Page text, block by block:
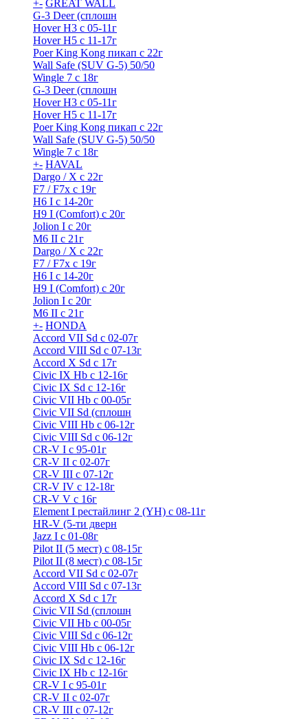
+- GREAT WALL
G-3 Deer (сплошн
Hover H3 с 05-11г
Hover H5 с 11-17г
Poer King Kong пикап с 22г
Wall Safe (SUV G-5) 50/50
Wingle 7 с 18г
G-3 Deer (сплошн
Hover H3 с 05-11г
Hover H5 с 11-17г
Poer King Kong пикап с 22г
Wall Safe (SUV G-5) 50/50
Wingle 7 с 18г
+- HAVAL
Dargo / Х с 22г
F7 / F7x с 19г
H6 I с 14-20г
H9 I (Comfort) с 20г
Jolion I с 20г
M6 II с 21г
Dargo / Х с 22г
F7 / F7x с 19г
H6 I с 14-20г
H9 I (Comfort) с 20г
Jolion I с 20г
M6 II с 21г
+- HONDA
Accord VII Sd с 02-07г
Accord VIII Sd с 07-13г
Accord X Sd с 17г
Civic IX Hb с 12-16г
Civic IX Sd c 12-16г
Civic VII Hb с 00-05г
Civic VII Sd (сплошн
Civic VIII Hb с 06-12г
Civic VIII Sd с 06-12г
CR-V I с 95-01г
CR-V II с 02-07г
CR-V III с 07-12г
CR-V IV с 12-18г
CR-V V с 16г
Element I рестайлинг 2 (YH) с 08-11г
HR-V (5-ти дверн
Jazz I c 01-08г
Pilot II (5 мест) с 08-15г
Pilot II (8 мест) с 08-15г
Accord VII Sd с 02-07г
Accord VIII Sd с 07-13г
Accord X Sd с 17г
Civic VII Sd (сплошн
Civic VII Hb с 00-05г
Civic VIII Sd с 06-12г
Civic VIII Hb с 06-12г
Civic IX Sd c 12-16г
Civic IX Hb с 12-16г
CR-V I с 95-01г
CR-V II с 02-07г
CR-V III с 07-12г